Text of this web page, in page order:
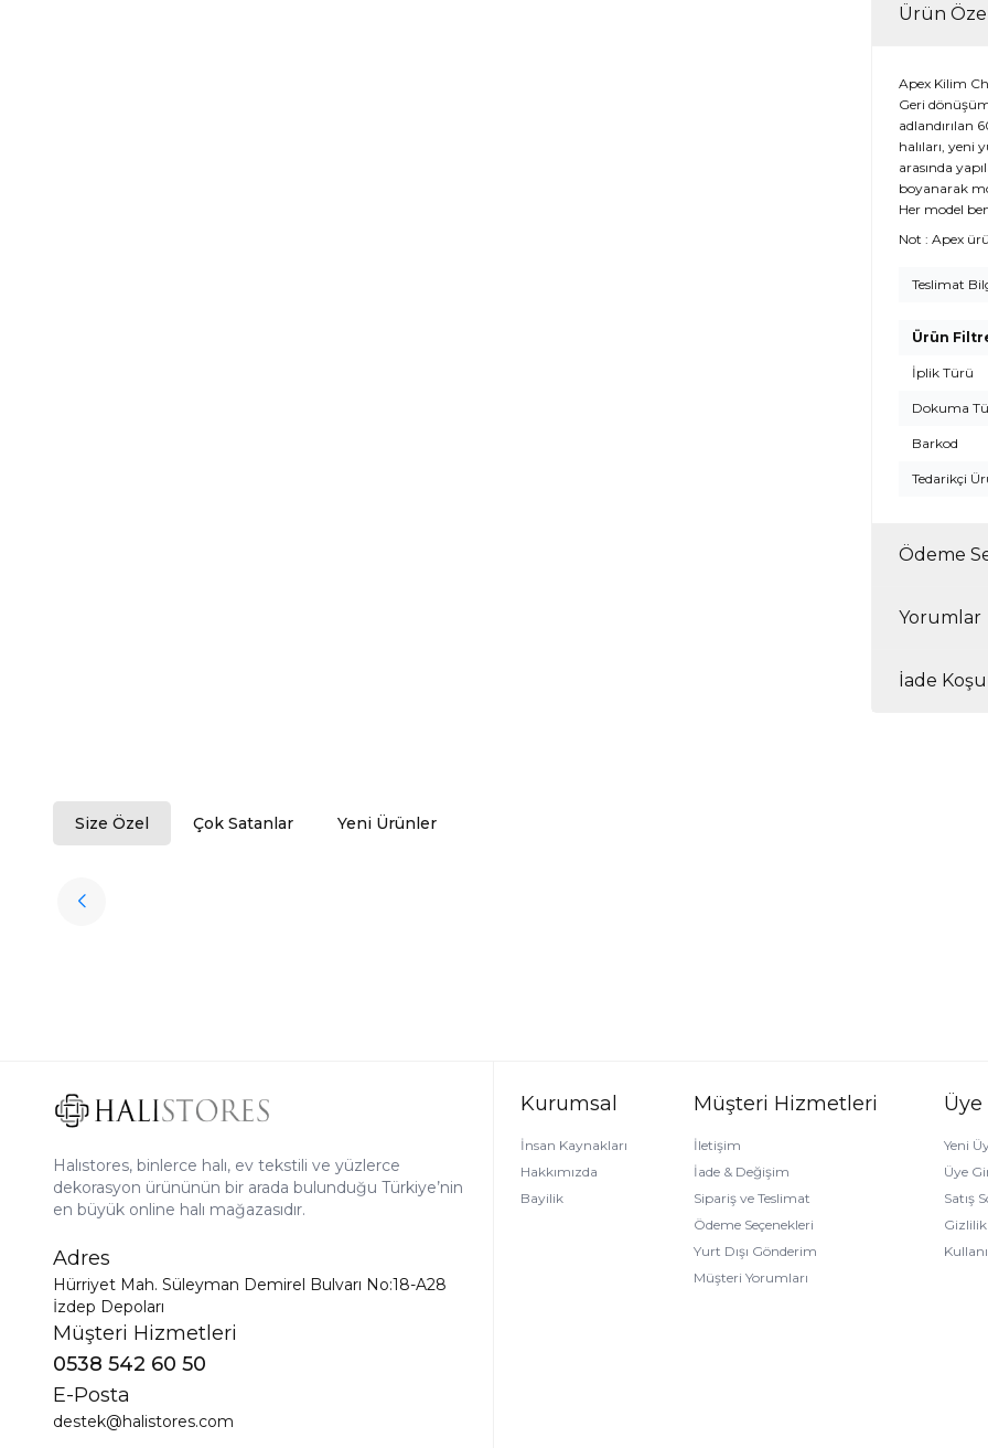
Ürün
Apex Kilim
Geri
adlandırılan
halıları, yeni
arasında
boyanarak
Her model
Not : Apex
Teslimat
Ürün
İplik Türü
Dokuma
Barkod
Tedarikçi
Ödeme
Yorumlar
İade
Size Özel Çok Satanlar Yeni Ürünler
Favorilere Ekle
Halıstores
Halıstores, binlerce halı, ev tekstili ve yüzlerce
dekorasyon ürününün bir arada bulunduğu Türkiye’nin
en büyük online halı mağazasıdır.
Adres
Hürriyet Mah. Süleyman Demirel Bulvarı No:18-A28
İzdep Depoları
Müşteri Hizmetleri
0538 542 60 50
E-Posta
destek@halistores.com
Kurumsal
İnsan Kaynakları
Hakkımızda
Bayilik
Müşteri Hizmetleri
İletişim
İade & Değişim
Sipariş ve Teslimat
Ödeme Seçenekleri
Yurt Dışı Gönderim
Müşteri Yorumları
Üye
Yeni
Üye
Satış
Gizlilik